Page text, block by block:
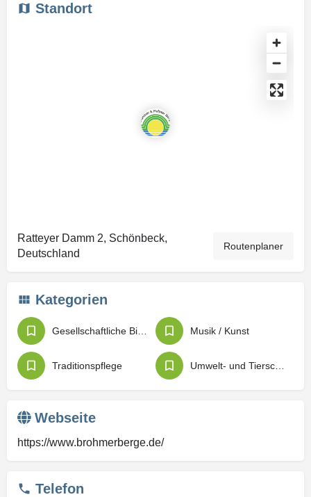
Standort
Ratteyer Damm 2, Schönbeck,
Deutschland
Routenplaner
Kategorien
Musik / Kunst
Traditionspflege
Webseite
https://www.brohmerberge.de/
Telefon